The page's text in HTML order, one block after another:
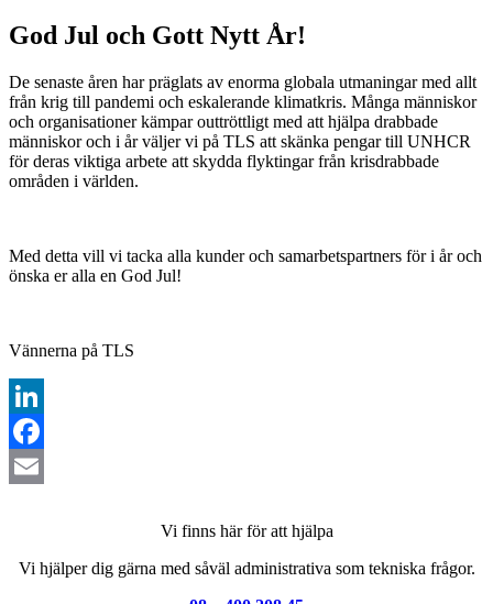
God Jul och Gott Nytt År!
De senaste åren har präglats av enorma globala utmaningar med allt
från krig till pandemi och eskalerande klimatkris. Många människor
och organisationer kämpar outtröttligt med att hjälpa drabbade
människor och i år väljer vi på TLS att skänka pengar till UNHCR
för deras viktiga arbete att skydda flyktingar från krisdrabbade
områden i världen.
Med detta vill vi tacka alla kunder och samarbetspartners för i år och
önska er alla en God Jul!
Vännerna på TLS
LinkedIn
Facebook
Vi finns här för att hjälpa
Vi hjälper dig gärna med såväl administrativa som tekniska frågor.